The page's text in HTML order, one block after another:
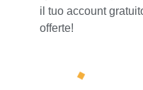
il tuo account
offerte!